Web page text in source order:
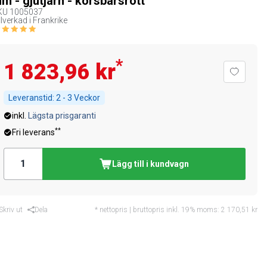
1005037
i Frankrike
1 823,96 kr*
Leveranstid: 2 - 3 Veckor
inkl.
Lägsta prisgaranti
Fri leverans**
Lägg till i kundvagn
ut Dela * nettopris | bruttopris inkl. 19% moms: 2 170,51 kr